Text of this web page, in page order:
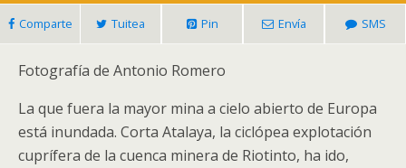
Comparte Tuitea Pin Envía SMS
Fotografía de Antonio Romero
La que fuera la mayor mina a cielo abierto de Europa
está inundada. Corta Atalaya, la ciclópea explotación
cuprífera de la cuenca minera de Riotinto, ha ido,